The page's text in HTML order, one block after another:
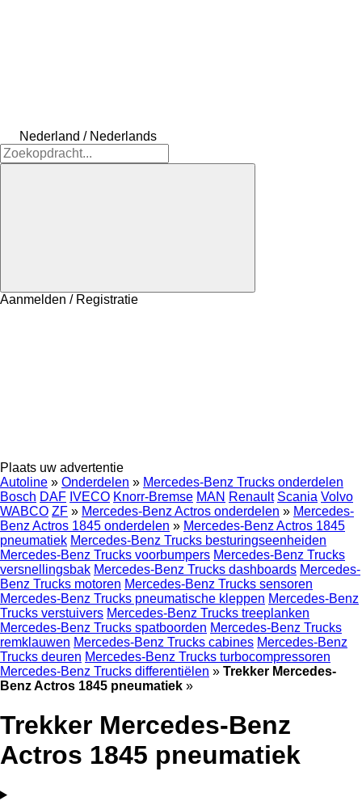
Nederland / Nederlands
Aanmelden / Registratie
Plaats uw advertentie
Autoline » Onderdelen » Mercedes-Benz Trucks onderdelen
Bosch DAF IVECO Knorr-Bremse MAN Renault Scania Volvo
WABCO ZF » Mercedes-Benz Actros onderdelen » Mercedes-
Benz Actros 1845 onderdelen » Mercedes-Benz Actros 1845
pneumatiek Mercedes-Benz Trucks besturingseenheiden
Mercedes-Benz Trucks voorbumpers Mercedes-Benz Trucks
versnellingsbak Mercedes-Benz Trucks dashboards Mercedes-
Benz Trucks motoren Mercedes-Benz Trucks sensoren
Mercedes-Benz Trucks pneumatische kleppen Mercedes-Benz
Trucks verstuivers Mercedes-Benz Trucks treeplanken
Mercedes-Benz Trucks spatboorden Mercedes-Benz Trucks
remklauwen Mercedes-Benz Trucks cabines Mercedes-Benz
Trucks deuren Mercedes-Benz Trucks turbocompressoren
Mercedes-Benz Trucks differentiëlen » Trekker Mercedes-
Benz Actros 1845 pneumatiek »
Trekker Mercedes-Benz
Actros 1845 pneumatiek